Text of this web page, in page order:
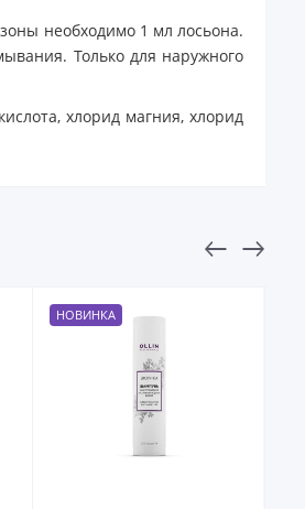
необходимо 1 мл лосьона.
Только для наружного
хлорид магния, хлорид
НОВИНКА